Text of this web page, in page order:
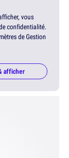
vous
confidentialité.
de Gestion
afficher